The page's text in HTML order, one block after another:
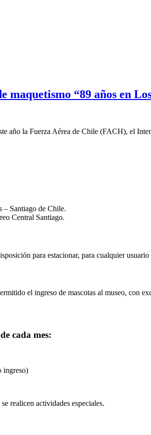
maquetismo “89 años en
año la Fuerza Aérea de Chile (FACH), el
– Santiago de Chile.
Central Santiago.
para estacionar, para cualquier
el ingreso de mascotas al museo, con
cada mes:
ingreso)
realicen actividades especiales.